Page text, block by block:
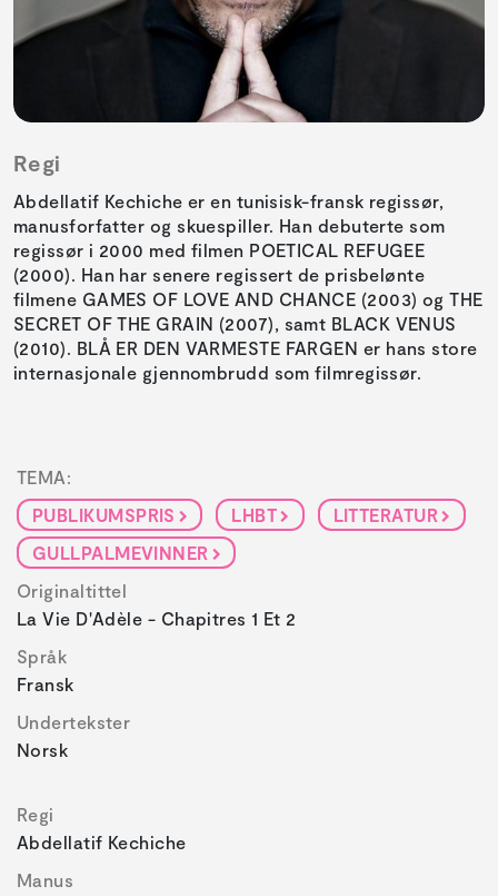
Regi
Abdellatif Kechiche er en tunisisk-fransk regissør,
manusforfatter og skuespiller. Han debuterte som
regissør i 2000 med filmen POETICAL REFUGEE
(2000). Han har senere regissert de prisbelønte
filmene GAMES OF LOVE AND CHANCE (2003) og THE
SECRET OF THE GRAIN (2007), samt BLACK VENUS
(2010). BLÅ ER DEN VARMESTE FARGEN er hans store
internasjonale gjennombrudd som filmregissør.
TEMA:
PUBLIKUMSPRIS
LHBT
LITTERATUR
GULLPALMEVINNER
Originaltittel
La Vie D'Adèle - Chapitres 1 Et 2
Språk
Fransk
Undertekster
Norsk
Regi
Abdellatif Kechiche
Manus